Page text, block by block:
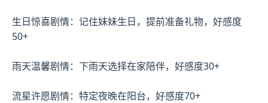
生日惊喜剧情：记住妹妹生日，提前准备礼物，好感度
50+
雨天温馨剧情：下雨天选择在家陪伴，好感度30+
流星许愿剧情：特定夜晚在阳台，好感度70+